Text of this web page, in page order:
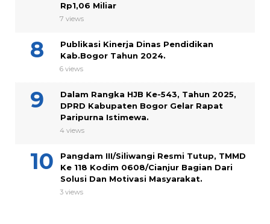
Rp1,06 Miliar
7 views
Publikasi Kinerja Dinas Pendidikan
Kab.Bogor Tahun 2024.
6 views
Dalam Rangka HJB Ke-543, Tahun 2025,
DPRD Kabupaten Bogor Gelar Rapat
Paripurna Istimewa.
4 views
Pangdam III/Siliwangi Resmi Tutup, TMMD
Ke 118 Kodim 0608/Cianjur Bagian Dari
Solusi Dan Motivasi Masyarakat.
3 views